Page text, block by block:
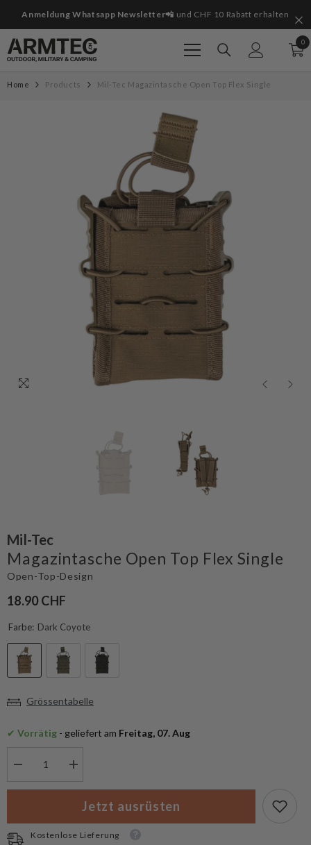
Anmeldung Whatsapp Newsletter📲 und CHF 10 Rabatt erhalten
00
Home Products Mil-Tec Magazintasche Open Top Flex Single
Mil-Tec
Magazintasche Open Top Flex Single
Open-Top-Design
18.90 CHF
Farbe: Dark Coyote
Grössentabelle
✔ Vorrätig - geliefert am Freitag, 07. Aug
für
Magazintasche
Open
Top
Menge
für
Mil-
Tec
Magazintasche
Open
Jetzt ausrüsten
Kostenlose Lieferung